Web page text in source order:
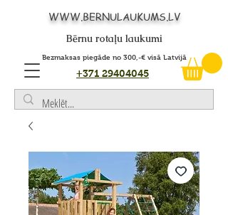
WWW.BERNULAUKUMS.LV
Bērnu rotaļu laukumi
Bezmaksas piegāde no 300,-€ visā Latvijā
+371 29404045